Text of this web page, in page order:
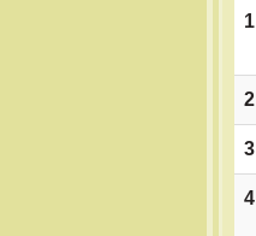
1
2
3
4